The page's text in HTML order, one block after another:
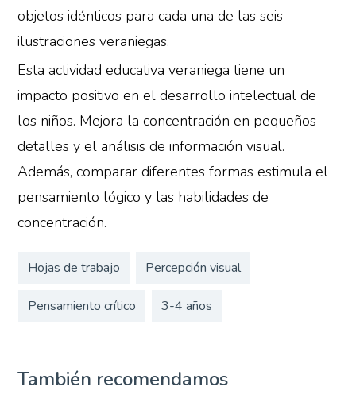
objetos idénticos para cada una de las seis
ilustraciones veraniegas.
Esta actividad educativa veraniega tiene un
impacto positivo en el desarrollo intelectual de
los niños. Mejora la concentración en pequeños
detalles y el análisis de información visual.
Además, comparar diferentes formas estimula el
pensamiento lógico y las habilidades de
concentración.
Hojas de trabajo Percepción visual
Pensamiento crítico 3-4 años
También recomendamos